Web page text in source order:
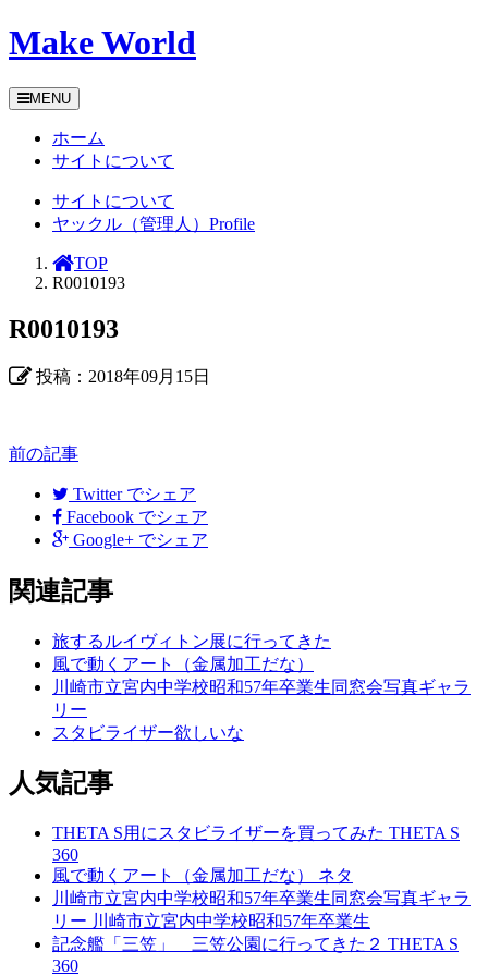
Make World
MENU
ホーム
サイトについて
サイトについて
ヤックル（管理人）Profile
TOP
R0010193
R0010193
投稿：2018年09月15日
前
事
ク
前の記事
Twitterでシェア
Facebook でシェア
Google+ でシェア
関連記事
旅するルイヴィトン展に行ってきた
風で動くアート（金属加工だな）
川崎市立宮内中学校昭和57年卒業生同窓会写真ギャラ
リー
スタビライザー欲しいな
人気記事
THETA S用にスタビライザーを買ってみた THETA S
360
風で動くアート（金属加工だな） ネタ
川崎市立宮内中学校昭和57年卒業生同窓会写真ギャラ
リー 川崎市立宮内中学校昭和57年卒業生
記念艦「三笠」 三笠公園に行ってきた２ THETA S
360